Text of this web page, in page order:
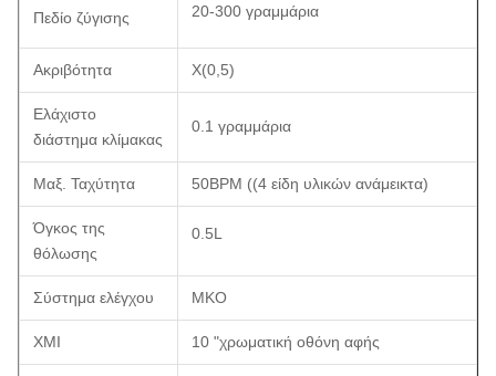
Πεδίο ζύγισης 20-300 γραμμάρια
Ακριβότητα X(0,5)
Ελάχιστο
διάστημα κλίμακας
0.1 γραμμάρια
Μαξ. Ταχύτητα 50BPM ((4 είδη υλικών ανάμεικτα)
Όγκος της
θόλωσης
0.5L
Σύστημα ελέγχου ΜΚΟ
ΧΜΙ 10 "χρωματική οθόνη αφής